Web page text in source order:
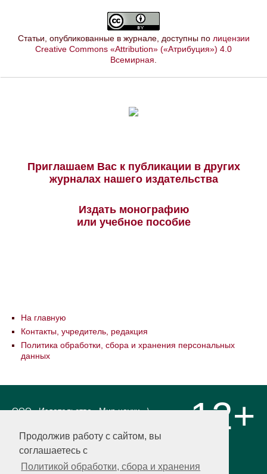
Продолжив работу с сайтом, вы
соглашаетесь с
Политикой обработки, сбора и хранения
Статьи, опубликованные в журнале, доступны по лицензии
Creative Commons «Attribution» («Атрибуция») 4.0
Всемирная
Приглашаем Вас к публикации в других
журналах нашего издательства
Издать монографию
или учебное пособие
На главную
Контакты, учредитель, редакция
Политика обработки, сбора и хранения персональных
данных
ООО «Издательство «Мир науки» \
LLC Материалы, размещенные на сайте,
охраняются Законом о защите авторских
прав. Публикация любых материалов
этого сайта запрещена без
12+